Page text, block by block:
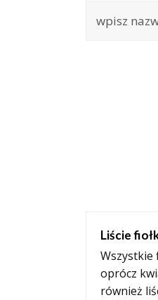
Liście
Wszystkie
oprócz
również